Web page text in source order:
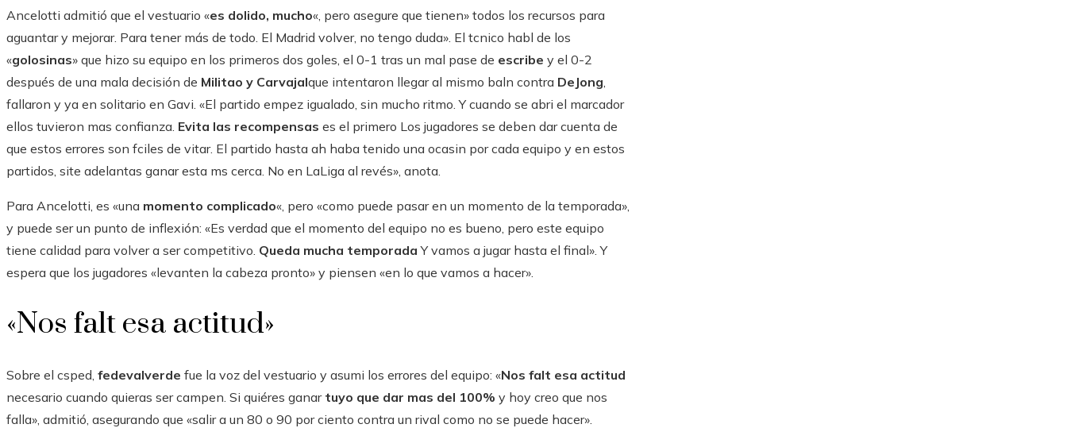
Ancelotti admitió que el vestuario «es dolido, mucho«, pero asegure que tienen» todos los recursos para
aguantar y mejorar. Para tener más de todo. El Madrid volver, no tengo duda». El tcnico habl de los
«golosinas» que hizo su equipo en los primeros dos goles, el 0-1 tras un mal pase de escribe y el 0-2
después de una mala decisión de Militao y Carvajalque intentaron llegar al mismo baln contra DeJong,
fallaron y ya en solitario en Gavi. «El partido empez igualado, sin mucho ritmo. Y cuando se abri el marcador
ellos tuvieron mas confianza. Evita las recompensas es el primero Los jugadores se deben dar cuenta de
que estos errores son fciles de vitar. El partido hasta ah haba tenido una ocasin por cada equipo y en estos
partidos, site adelantas ganar esta ms cerca. No en LaLiga al revés», anota.
Para Ancelotti, es «una momento complicado«, pero «como puede pasar en un momento de la temporada»,
y puede ser un punto de inflexión: «Es verdad que el momento del equipo no es bueno, pero este equipo
tiene calidad para volver a ser competitivo. Queda mucha temporada Y vamos a jugar hasta el final». Y
espera que los jugadores «levanten la cabeza pronto» y piensen «en lo que vamos a hacer».
«Nos falt esa actitud»
Sobre el csped, fedevalverde fue la voz del vestuario y asumi los errores del equipo: «Nos falt esa actitud
necesario cuando quieras ser campen. Si quiéres ganar tuyo que dar mas del 100% y hoy creo que nos
falla», admitió, asegurando que «salir a un 80 o 90 por ciento contra un rival como no se puede hacer».